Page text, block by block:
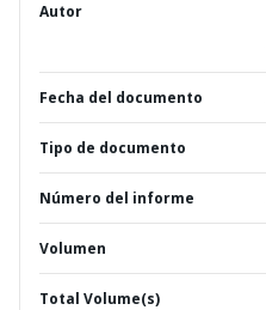
Autor
Fecha del documento
Tipo de documento
Número del informe
Volumen
Total Volume(s)